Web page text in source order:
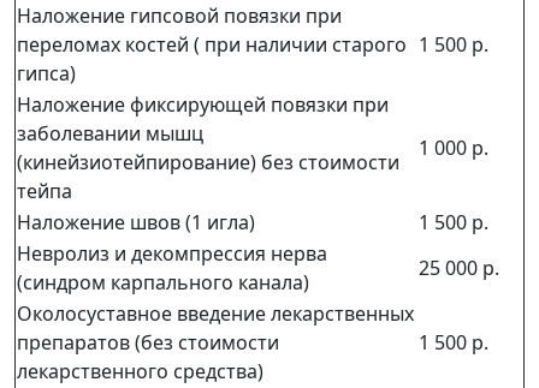
Наложение гипсовой повязки при
переломах костей ( при наличии старого
гипса)
1 500 р.
Наложение фиксирующей повязки при
заболевании мышц
(кинейзиотейпирование) без стоимости
тейпа
1 000 р.
Наложение швов (1 игла)
1 500 р.
Невролиз и декомпрессия нерва
(синдром карпального канала)
25 000 р.
Околосуставное введение лекарственных
препаратов (без стоимости
лекарственного средства)
1 500 р.